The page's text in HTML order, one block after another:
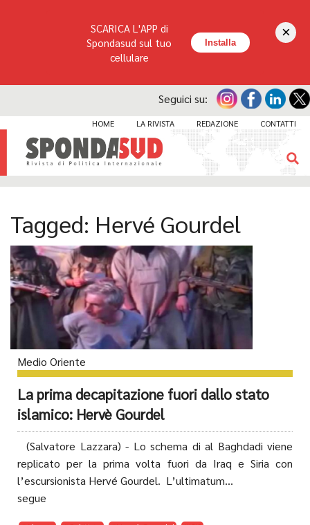
Seguici su:
HOME LA RIVISTA REDAZIONE CONTATTI
Tagged: Hervé Gourdel
Medio Oriente
La prima decapitazione fuori dallo stato
islamico: Hervè Gourdel
(Salvatore Lazzara) - Lo schema di al Baghdadi viene
replicato per la prima volta fuori da Iraq e Siria con
l’escursionista Hervé Gourdel. L’ultimatum...
segue
SCARICA L'APP di
Spondasud sul tuo
cellulare
Installa
×